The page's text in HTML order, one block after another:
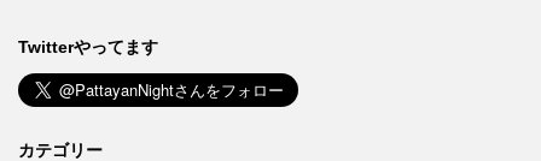
Twitterやってます
カテゴリー